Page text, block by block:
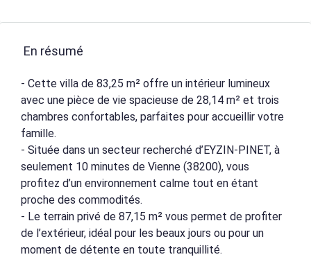
En résumé
- Cette villa de 83,25 m² offre un intérieur lumineux
avec une pièce de vie spacieuse de 28,14 m² et trois
chambres confortables, parfaites pour accueillir votre
famille.
- Située dans un secteur recherché d’EYZIN-PINET, à
seulement 10 minutes de Vienne (38200), vous
profitez d’un environnement calme tout en étant
proche des commodités.
- Le terrain privé de 87,15 m² vous permet de profiter
de l’extérieur, idéal pour les beaux jours ou pour un
moment de détente en toute tranquillité.